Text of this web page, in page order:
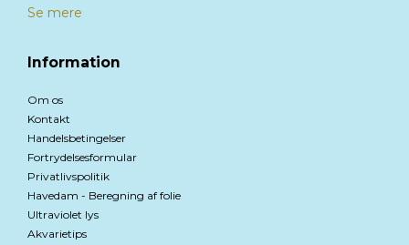
Se mere
Information
Om os
Kontakt
Handelsbetingelser
Fortrydelsesformular
Privatlivspolitik
Havedam - Beregning af folie
Ultraviolet lys
Akvarietips